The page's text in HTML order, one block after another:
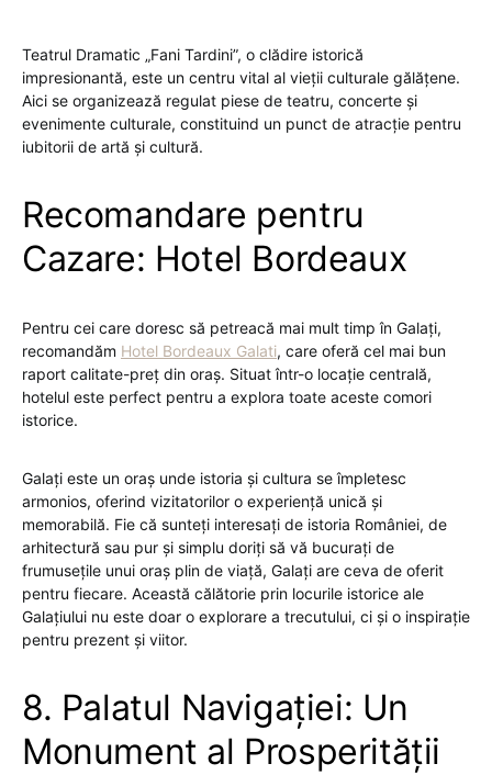
Teatrul Dramatic „Fani Tardini”, o clădire istorică
impresionantă, este un centru vital al vieții culturale gălățene.
Aici se organizează regulat piese de teatru, concerte și
evenimente culturale, constituind un punct de atracție pentru
iubitorii de artă și cultură.
Recomandare pentru
Cazare: Hotel Bordeaux
Pentru cei care doresc să petreacă mai mult timp în Galați,
recomandăm Hotel Bordeaux Galati, care oferă cel mai bun
raport calitate-preț din oraș. Situat într-o locație centrală,
hotelul este perfect pentru a explora toate aceste comori
istorice.
Galați este un oraș unde istoria și cultura se împletesc
armonios, oferind vizitatorilor o experiență unică și
memorabilă. Fie că sunteți interesați de istoria României, de
arhitectură sau pur și simplu doriți să vă bucurați de
frumusețile unui oraș plin de viață, Galați are ceva de oferit
pentru fiecare. Această călătorie prin locurile istorice ale
Galațiului nu este doar o explorare a trecutului, ci și o inspirație
pentru prezent și viitor.
8. Palatul Navigației: Un
Monument al Prosperității